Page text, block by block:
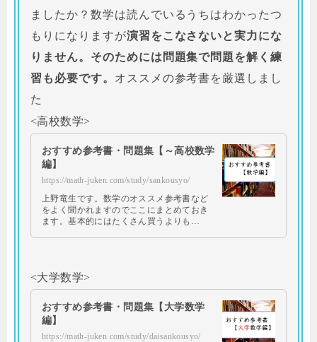
ましたか？数学は読んでいるうちはわかったつ
もりになりますが演習をこなさないと実力にな
りません。そのためには問題集で問題を解く練
習も必要です。 オススメの参考書を厳選しまし
た
<高校数学>
おすすめ参考書・問題集【～高校数学
編】
https://math-juken.com/study/sankousyo/
上野竜生です。数学のオススメ参考書など
をよく聞かれますのでここにまとめておき
ます。基本的にはたくさん買うよりも…
<大学数学>
おすすめ参考書・問題集【大学数学
編】
https://math-juken.com/study/daisankousyo/